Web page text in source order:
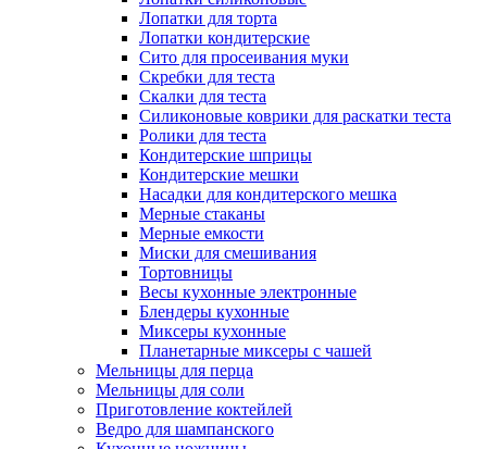
Лопатки для торта
Лопатки кондитерские
Сито для просеивания муки
Скребки для теста
Скалки для теста
Силиконовые коврики для раскатки теста
Ролики для теста
Кондитерские шприцы
Кондитерские мешки
Насадки для кондитерского мешка
Мерные стаканы
Мерные емкости
Миски для смешивания
Тортовницы
Весы кухонные электронные
Блендеры кухонные
Миксеры кухонные
Планетарные миксеры с чашей
Мельницы для перца
Мельницы для соли
Приготовление коктейлей
Ведро для шампанского